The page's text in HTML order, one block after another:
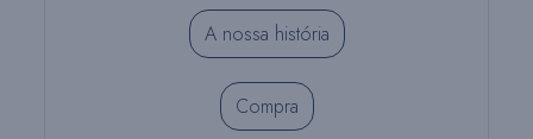
A nossa história
Compra